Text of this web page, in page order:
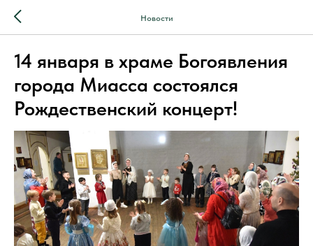
Новости
14 января в храме Богоявления
города Миасса состоялся
Рождественский концерт!